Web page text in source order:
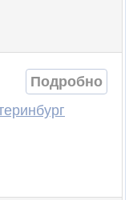
Подробно